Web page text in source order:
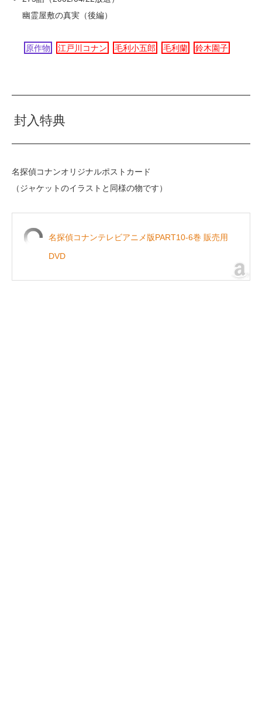
幽霊屋敷の真実（後編）
原作物 江戸川コナン 毛利小五郎 毛利蘭 鈴木園子
封入特典
名探偵コナンオリジナルポストカード
（ジャケットのイラストと同様の物です）
名探偵コナンテレビアニメ版PART10-6巻 販売用
DVD